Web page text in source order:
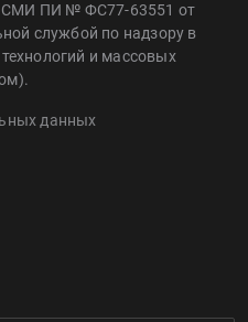
СМИ ПИ № ФС77-63551 от
службой по надзору в
и массовых
данных